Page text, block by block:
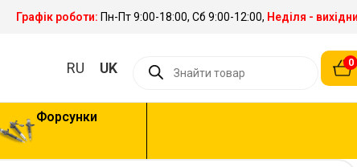
Графік роботи: Пн-Пт 9:00-18:00, Сб 9:00-12:00, Неділя -
RU UK 0
Форсунки